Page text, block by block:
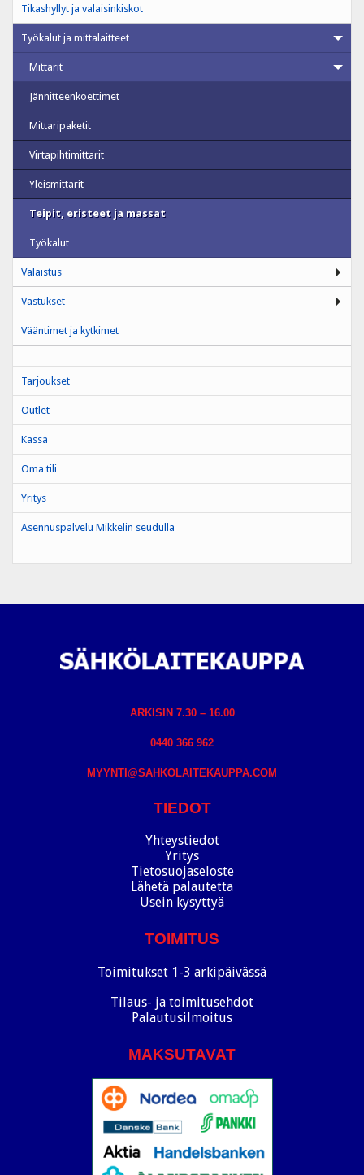
Tikashyllyt ja valaisinkiskot
Työkalut ja mittalaitteet
Mittarit
Jännitteenkoettimet
Mittaripaketit
Virtapihtimittarit
Yleismittarit
Teipit, eristeet ja massat
Työkalut
Valaistus
Vastukset
Vääntimet ja kytkimet
Tarjoukset
Outlet
Kassa
Oma tili
Yritys
Asennuspalvelu Mikkelin seudulla
ARKISIN 7.30 – 16.00
0440 366 962
MYYNTI@SAHKOLAITEKAUPPA.COM
TIEDOT
Yhteystiedot
Yritys
Tietosuojaseloste
Lähetä palautetta
Usein kysyttyä
TOIMITUS
Toimitukset 1-3 arkipäivässä
Tilaus- ja toimitusehdot
Palautusilmoitus
MAKSUTAVAT